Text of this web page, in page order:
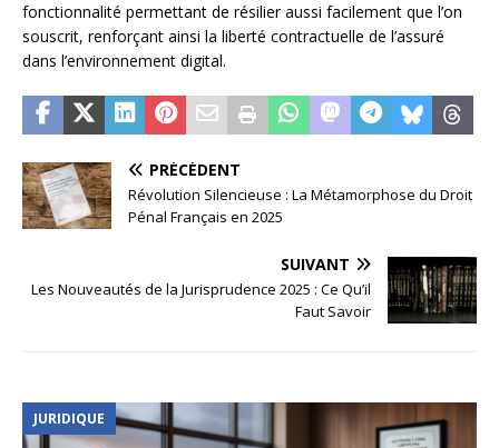
fonctionnalité permettant de résilier aussi facilement que l’on
souscrit, renforçant ainsi la liberté contractuelle de l’assuré
dans l’environnement digital.
PRÉCÉDENT
Révolution Silencieuse : La Métamorphose du Droit
Pénal Français en 2025
SUIVANT
Les Nouveautés de la Jurisprudence 2025 : Ce Qu’il
Faut Savoir
JURIDIQUE